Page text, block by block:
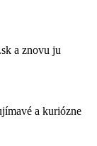
a znovu ju
a kuriózne